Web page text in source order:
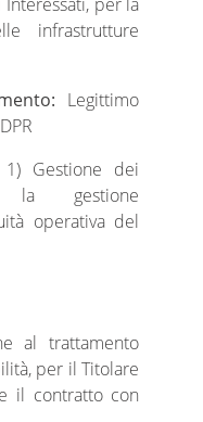
per la
infrastrutture
Legittimo
1) Gestione dei
gestione
operativa del
al trattamento
per il Titolare
il contratto con